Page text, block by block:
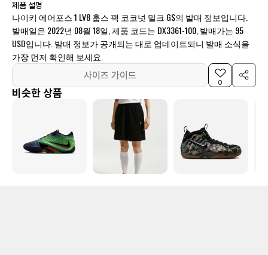
제품 설명
나이키 에어포스 1 LV8 훕스 팩 코코넛 밀크 GS의 발매 정보입니다.
발매일은 2022년 08월 18일, 제품 코드는 DX3361-100, 발매가는 95
USD입니다. 발매 정보가 공개되는 대로 업데이트되니 발매 소식을
가장 먼저 확인해 보세요.
사이즈 가이드
0
비슷한 상품